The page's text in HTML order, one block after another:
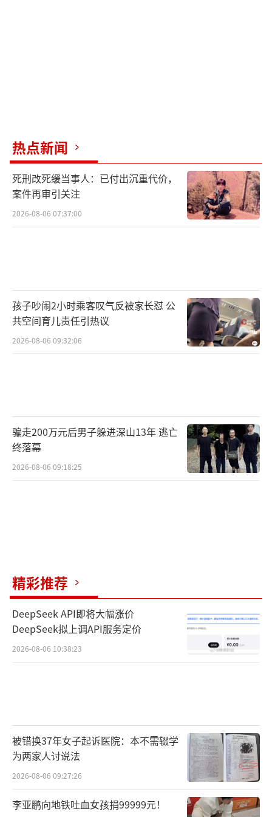
热点新闻
死刑改死缓当事人：已付出沉重代价，
案件再审引关注
2026-08-06 07:37:00
孩子吵闹2小时乘客叹气反被家长怼 公
共空间育儿责任引热议
2026-08-06 09:32:06
骗走200万元后男子躲进深山13年 逃亡
终落幕
2026-08-06 09:18:25
精彩推荐
DeepSeek API即将大幅涨价
DeepSeek拟上调API服务定价
2026-08-06 10:38:23
被错换37年女子起诉医院：本不需辍学
为两家人讨说法
2026-08-06 09:27:26
李亚鹏向地铁吐血女孩捐99999元！